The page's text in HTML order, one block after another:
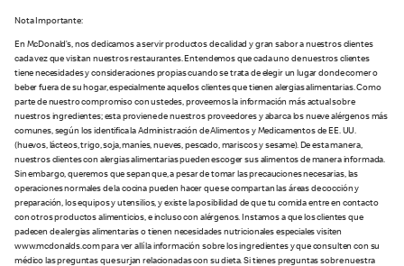
Nota Importante:
En McDonald’s, nos dedicamos a servir productos de calidad y gran sabor a nuestros clientes
cada vez que visitan nuestros restaurantes. Entendemos que cada uno de nuestros clientes
tiene necesidades y consideraciones propias cuando se trata de elegir un lugar donde comer o
beber fuera de su hogar, especialmente aquellos clientes que tienen alergias alimentarias. Como
parte de nuestro compromiso con ustedes, proveemos la información más actual sobre
nuestros ingredientes; esta proviene de nuestros proveedores y abarca los nueve alérgenos más
comunes, según los identifica la Administración de Alimentos y Medicamentos de EE. UU.
(huevos, lácteos, trigo, soja, maníes, nueves, pescado, mariscos y sesame). De esta manera,
nuestros clientes con alergias alimentarias pueden escoger sus alimentos de manera informada.
Sin embargo, queremos que sepan que, a pesar de tomar las precauciones necesarias, las
operaciones normales de la cocina pueden hacer que se compartan las áreas de cocción y
preparación, los equipos y utensilios, y existe la posibilidad de que tu comida entre en contacto
con otros productos alimenticios, e incluso con alérgenos. Instamos a que los clientes que
padecen de alergias alimentarias o tienen necesidades nutricionales especiales visiten
www.mcdonalds.com para ver allí la información sobre los ingredientes y que consulten con su
médico las preguntas que surjan relacionadas con su dieta. Si tienes preguntas sobre nuestra